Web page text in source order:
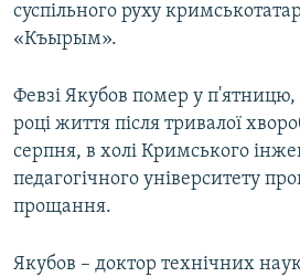
суспільного руху
«Къырым».
Февзі Якубов помер у
році життя після тривалої
серпня, в холі Кримського
педагогічного університету
прощання.
Якубов – доктор технічних